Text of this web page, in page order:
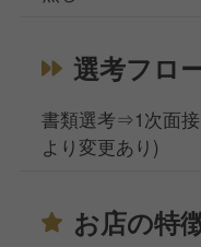
選考フロ
書類選考⇒1次面
より変更あり)
お店の特